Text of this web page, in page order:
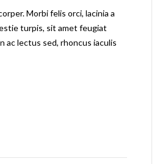
Morbi felis orci, lacinia a
turpis, sit amet feugiat
lectus sed, rhoncus iaculis